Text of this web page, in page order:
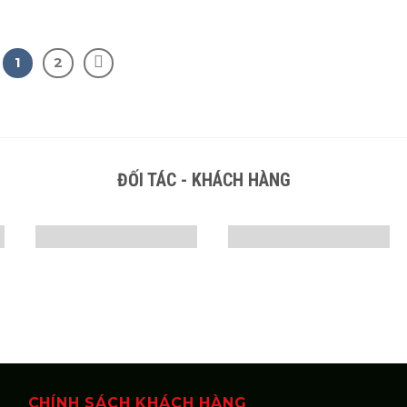
1 2
ĐỐI TÁC - KHÁCH HÀNG
CHÍNH SÁCH KHÁCH HÀNG